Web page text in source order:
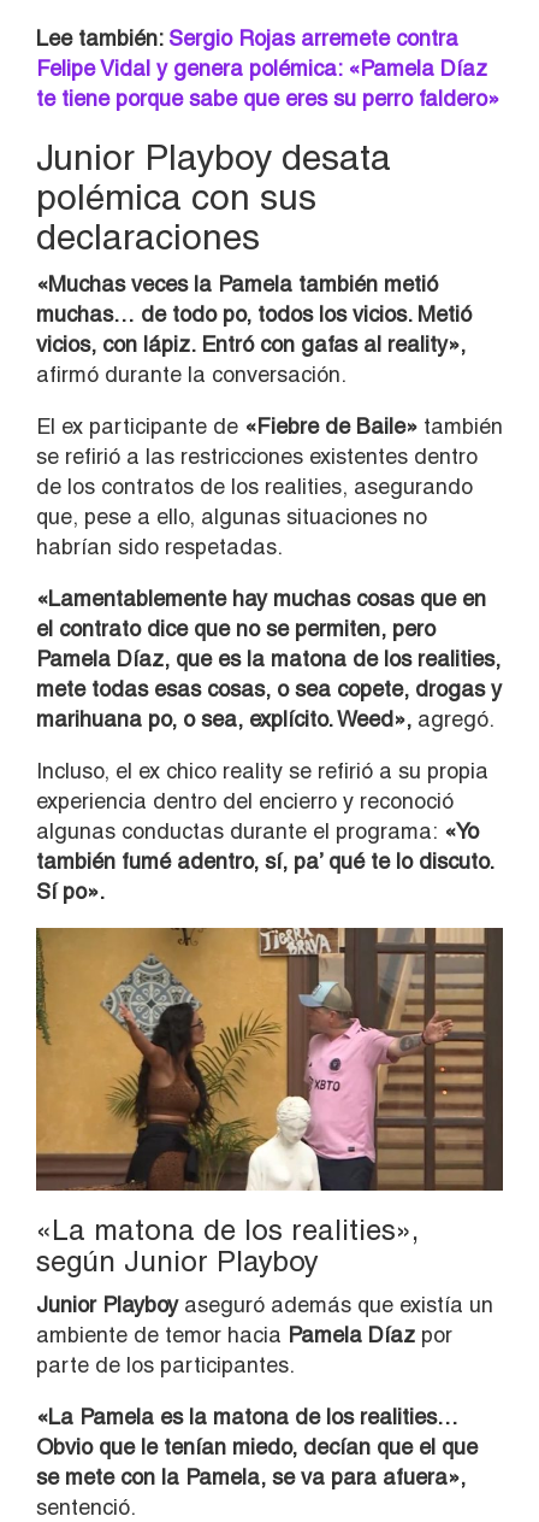
Lee también:Sergio Rojas arremete contra
Felipe Vidal y genera polémica: «Pamela Díaz
te tiene porque sabe que eres su perro faldero»
Junior Playboy desata
polémica con sus
declaraciones
«Muchas veces la Pamela también metió
muchas… de todo po, todos los vicios. Metió
vicios, con lápiz. Entró con gafas al reality»,
afirmó durante la conversación.
El ex participante de «Fiebre de Baile» también
se refirió a las restricciones existentes dentro
de los contratos de los realities, asegurando
que, pese a ello, algunas situaciones no
habrían sido respetadas.
«Lamentablemente hay muchas cosas que en
el contrato dice que no se permiten, pero
Pamela Díaz, que es la matona de los realities,
mete todas esas cosas, o sea copete, drogas y
marihuana po, o sea, explícito. Weed», agregó.
Incluso, el ex chico reality se refirió a su propia
experiencia dentro del encierro y reconoció
algunas conductas durante el programa: «Yo
también fumé adentro, sí, pa’ qué te lo discuto.
Sí po».
«La matona de los realities»,
según Junior Playboy
Junior Playboyaseguró además que existía un
ambiente de temor hacia Pamela Díaz por
parte de los participantes.
«La Pamela es la matona de los realities…
Obvio que le tenían miedo, decían que el que
se mete con la Pamela, se va para afuera»,
sentenció.